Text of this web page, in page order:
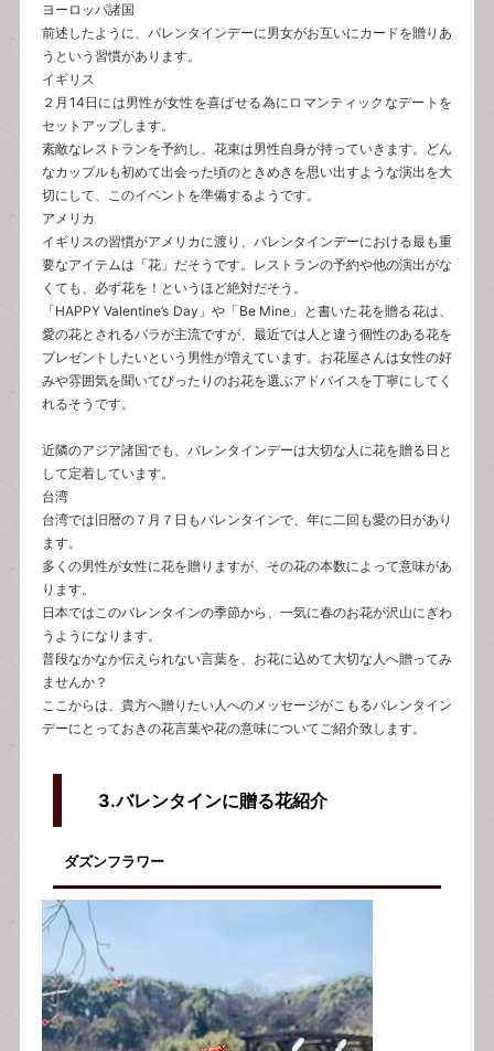
ヨーロッパ諸国
前述したように、バレンタインデーに男女がお互いにカードを贈りあ
うという習慣があります。
イギリス
２月14日には男性が女性を喜ばせる為にロマンティックなデートを
セットアップします。
素敵なレストランを予約し、花束は男性自身が持っていきます。どん
なカップルも初めて出会った頃のときめきを思い出すような演出を大
切にして、このイベントを準備するようです。
アメリカ
イギリスの習慣がアメリカに渡り、バレンタインデーにおける最も重
要なアイテムは「花」だそうです。レストランの予約や他の演出がな
くても、必ず花を！というほど絶対だそう。
「HAPPY Valentine’s Day」や「Be Mine」と書いた花を贈る花は、
愛の花とされるバラが主流ですが、最近では人と違う個性のある花を
プレゼントしたいという男性が増えています。お花屋さんは女性の好
みや雰囲気を聞いてぴったりのお花を選ぶアドバイスを丁寧にしてく
れるそうです。
近隣のアジア諸国でも、バレンタインデーは大切な人に花を贈る日と
して定着しています。
台湾
台湾では旧暦の７月７日もバレンタインで、年に二回も愛の日があり
ます。
多くの男性が女性に花を贈りますが、その花の本数によって意味があ
ります。
日本ではこのバレンタインの季節から、一気に春のお花が沢山にぎわ
うようになります。
普段なかなか伝えられない言葉を、お花に込めて大切な人へ贈ってみ
ませんか？
ここからは、貴方へ贈りたい人へのメッセージがこもるバレンタイン
デーにとっておきの花言葉や花の意味についてご紹介致します。
3.バレンタインに贈る花紹介
ダズンフラワー